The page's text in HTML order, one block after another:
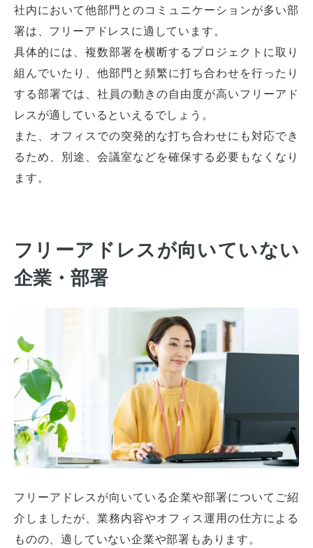
社内において他部門とのコミュニケーションが多い部
署は、フリーアドレスに適しています。
具体的には、複数部署を横断するプロジェクトに取り
組んでいたり、他部門と頻繁に打ち合わせを行ったり
する部署では、社員の動きの自由度が高いフリーアド
レスが適しているといえるでしょう。
また、オフィスでの突発的な打ち合わせにも対応でき
るため、別途、会議室などを確保する必要もなくなり
ます。
フリーアドレスが向いていない
企業・部署
フリーアドレスが向いている企業や部署についてご紹
介しましたが、業務内容やオフィス運用の仕方による
ものの、適していない企業や部署もあります。